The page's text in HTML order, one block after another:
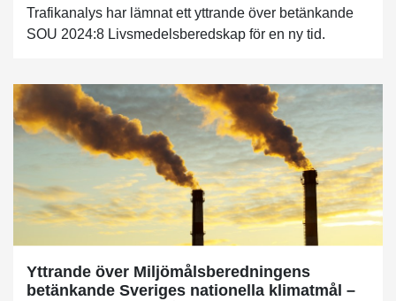
Trafikanalys har lämnat ett yttrande över betänkande
SOU 2024:8 Livsmedelsberedskap för en ny tid.
Yttrande över Miljömålsberedningens
betänkande Sveriges nationella klimatmål –